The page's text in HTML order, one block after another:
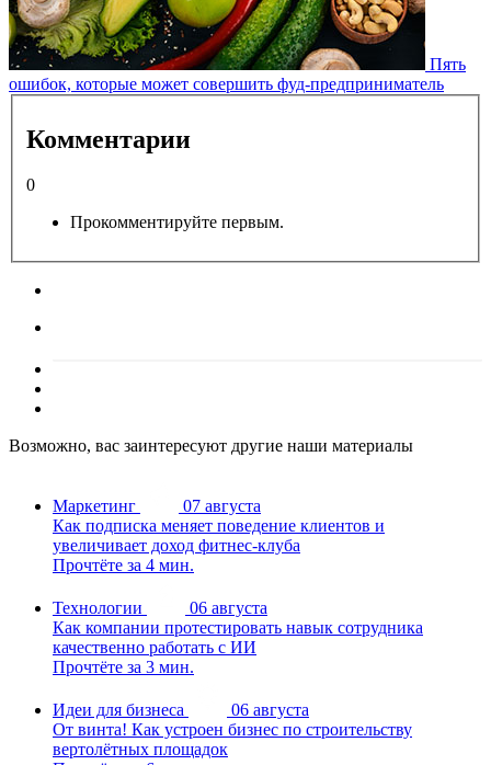
Пять
ошибок, которые может совершить фуд-предприниматель
Комментарии
0
Прокомментируйте первым.
Возможно, вас заинтересуют другие наши материалы
Маркетинг
07 августа
Как подписка меняет поведение клиентов и
увеличивает доход фитнес-клуба
Прочтёте за 4 мин.
Технологии
06 августа
Как компании протестировать навык сотрудника
качественно работать с ИИ
Прочтёте за 3 мин.
Идеи для бизнеса
06 августа
От винта! Как устроен бизнес по строительству
вертолётных площадок